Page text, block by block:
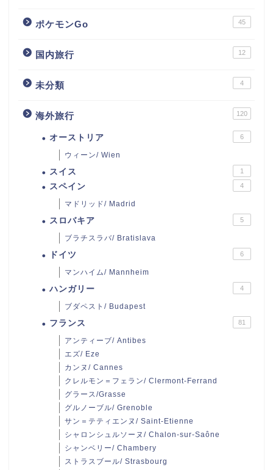
ポケモンGo 45
国内旅行 12
未分類 4
海外旅行 120
オーストリア 6
ウィーン/ Wien
スイス 1
スペイン 4
マドリッド/ Madrid
スロバキア 5
ブラチスラバ/ Bratislava
ドイツ 6
マンハイム/ Mannheim
ハンガリー 4
ブダペスト/ Budapest
フランス 81
アンティーブ/ Antibes
エズ/ Eze
カンヌ/ Cannes
クレルモン＝フェラン/ Clermont-Ferrand
グラース/Grasse
グルノーブル/ Grenoble
サン＝テティエンヌ/ Saint-Etienne
シャロンシュルソーヌ/ Chalon-sur-Saône
シャンベリー/ Chambery
ストラスブール/ Strasbourg